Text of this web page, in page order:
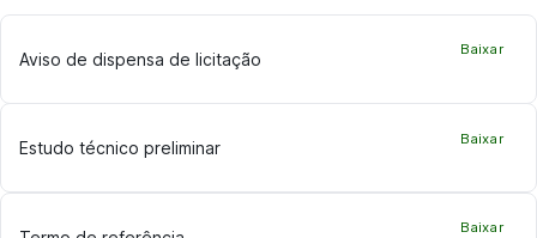
Aviso de dispensa de licitação Baixar
Estudo técnico preliminar Baixar
Baixar